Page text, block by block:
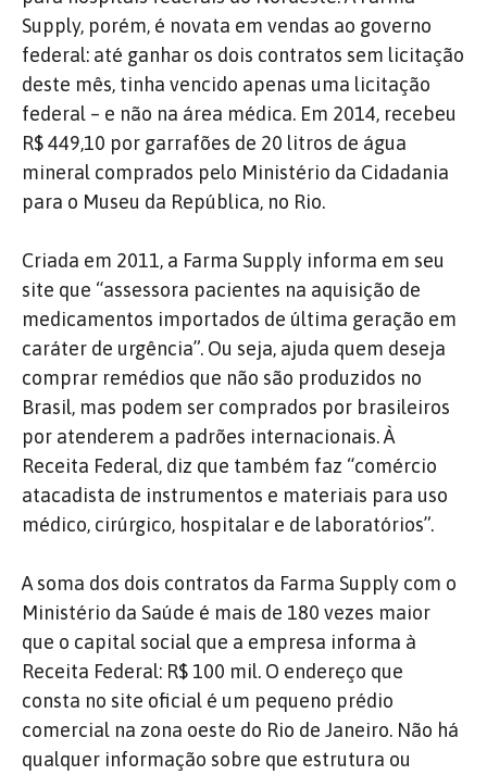
Supply, porém, é novata em vendas ao governo
federal: até ganhar os dois contratos sem licitação
deste mês, tinha vencido apenas uma licitação
federal – e não na área médica. Em 2014, recebeu
R$ 449,10 por garrafões de 20 litros de água
mineral comprados pelo Ministério da Cidadania
para o Museu da República, no Rio.
Criada em 2011, a Farma Supply informa em seu
site que “assessora pacientes na aquisição de
medicamentos importados de última geração em
caráter de urgência”. Ou seja, ajuda quem deseja
comprar remédios que não são produzidos no
Brasil, mas podem ser comprados por brasileiros
por atenderem a padrões internacionais. À
Receita Federal, diz que também faz “comércio
atacadista de instrumentos e materiais para uso
médico, cirúrgico, hospitalar e de laboratórios”.
A soma dos dois contratos da Farma Supply com o
Ministério da Saúde é mais de 180 vezes maior
que o capital social que a empresa informa à
Receita Federal: R$ 100 mil. O endereço que
consta no site oficial é um pequeno prédio
comercial na zona oeste do Rio de Janeiro. Não há
qualquer informação sobre que estrutura ou